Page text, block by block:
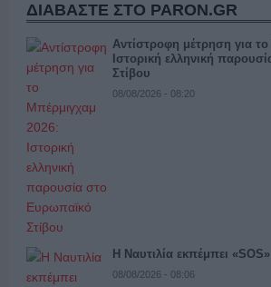
ΔΙΑΒΑΣΤΕ ΣΤΟ PARON.GR
Αντίστροφη μέτρηση για
Ιστορική ελληνική
Στίβου
08/08/2026 - 08:20
Η Ναυτιλία εκπέμπει «SOS»
08/08/2026 - 08:06